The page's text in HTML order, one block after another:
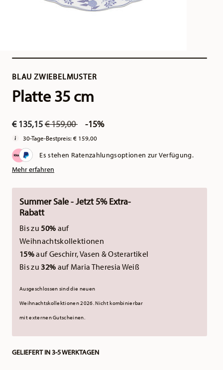
BLAU ZWIEBELMUSTER
Platte 35 cm
€ 135,15Price reduced from
€ 159,00to -15%
30-Tage-Bestpreis:€ 159,00
Es stehen Ratenzahlungsoptionen zur Verfügung.
Mehr erfahren
Summer Sale - Jetzt 5% Extra-
Rabatt
Bis zu 50% auf
Weihnachtskollektionen
15%auf Geschirr, Vasen & Osterartikel
Bis zu32% auf Maria Theresia Weiß
Ausgeschlossen sind die neuen
Weihnachtskollektionen 2026.Nicht kombinierbar
mit externen Gutscheinen.
GELIEFERT IN 3-5 WERKTAGEN